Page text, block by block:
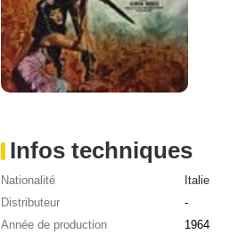
Infos techniques
Nationalité
Italie
Distributeur
-
Année de production
1964